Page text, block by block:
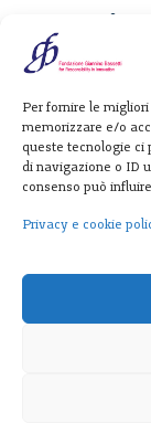
Per fornire le
memorizzare e/o
queste tecnologie ci
di navigazione o ID
consenso può
Privacy e cookie